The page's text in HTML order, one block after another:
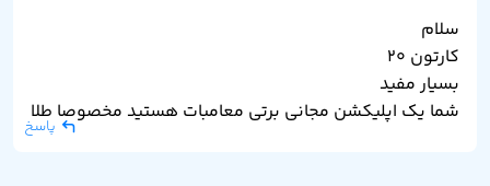
سلام
کارتون ۲۰
بسیار مفید
شما یک اپلیکشن مجانی برتی معامبات هستید مخصوصا طلا